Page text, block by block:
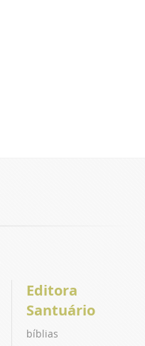
Editora
Santuário
bíblias